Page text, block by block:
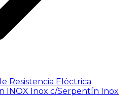
Resistencia Eléctrica
INOX Inox c/Serpentín Inox